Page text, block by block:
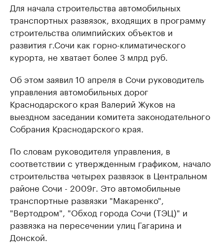
Для начала строительства автомобильных
транспортных развязок, входящих в программу
строительства олимпийских объектов и
развития г.Сочи как горно-климатического
курорта, не хватает более 3 млрд руб.
Об этом заявил 10 апреля в Сочи руководитель
управления автомобильных дорог
Краснодарского края Валерий Жуков на
выездном заседании комитета законодательного
Собрания Краснодарского края.
По словам руководителя управления, в
соответствии с утвержденным графиком, начало
строительства четырех развязок в Центральном
районе Сочи - 2009г. Это автомобильные
транспортные развязки "Макаренко",
"Вертодром", "Обход города Сочи (ТЭЦ)" и
развязка на пересечении улиц Гагарина и
Донской.